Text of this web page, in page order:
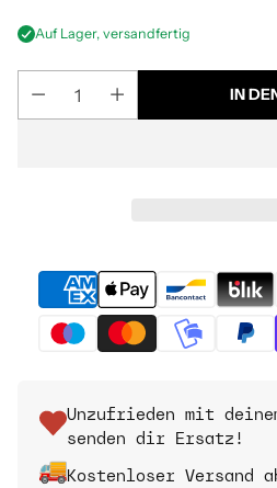
Auf Lager, versandfertig
IN
Unzufrieden mit
senden dir Ersatz!
Kostenloser Versand